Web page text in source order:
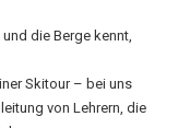
die Berge kennt,
Skitour – bei uns
von Lehrern, die